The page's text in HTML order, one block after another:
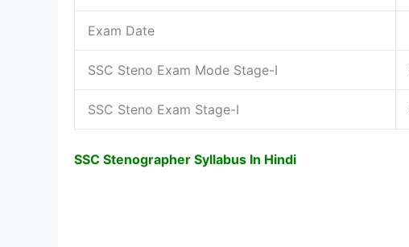
Exam Date
SSC Steno Exam Mode Stage-I
SSC Steno Exam Stage-I
SSC Stenographer Syllabus In Hindi